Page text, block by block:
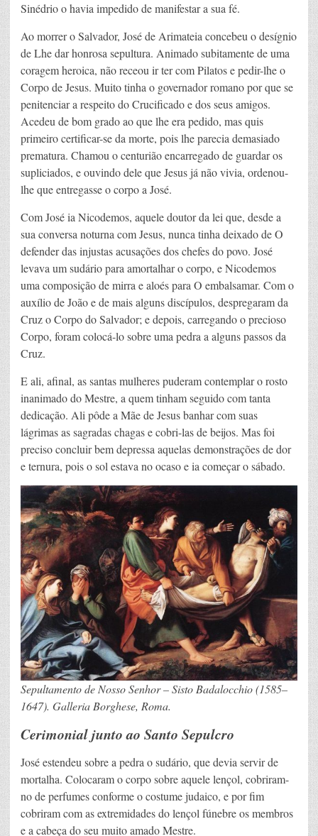
Sinédrio o havia impedido de manifestar a sua fé.
Ao morrer o Salvador, José de Arimateia concebeu o desígnio
de Lhe dar honrosa sepultura. Animado subitamente de uma
coragem heroica, não receou ir ter com Pilatos e pedir-lhe o
Corpo de Jesus. Muito tinha o governador romano por que se
penitenciar a respeito do Crucificado e dos seus amigos.
Acedeu de bom grado ao que lhe era pedido, mas quis
primeiro certificar-se da morte, pois lhe parecia demasiado
prematura. Chamou o centurião encarregado de guardar os
supliciados, e ouvindo dele que Jesus já não vivia, ordenou-
lhe que entregasse o corpo a José.
Com José ia Nicodemos, aquele doutor da lei que, desde a
sua conversa noturna com Jesus, nunca tinha deixado de O
defender das injustas acusações dos chefes do povo. José
levava um sudário para amortalhar o corpo, e Nicodemos
uma composição de mirra e aloés para O embalsamar. Com o
auxílio de João e de mais alguns discípulos, despregaram da
Cruz o Corpo do Salvador; e depois, carregando o precioso
Corpo, foram colocá-lo sobre uma pedra a alguns passos da
Cruz.
E ali, afinal, as santas mulheres puderam contemplar o rosto
inanimado do Mestre, a quem tinham seguido com tanta
dedicação. Ali pôde a Mãe de Jesus banhar com suas
lágrimas as sagradas chagas e cobri-las de beijos. Mas foi
preciso concluir bem depressa aquelas demonstrações de dor
e ternura, pois o sol estava no ocaso e ia começar o sábado.
Sepultamento de Nosso Senhor – Sisto Badalocchio (1585–
1647). Galleria Borghese, Roma.
Cerimonial junto ao Santo Sepulcro
José estendeu sobre a pedra o sudário, que devia servir de
mortalha. Colocaram o corpo sobre aquele lençol, cobriram-
no de perfumes conforme o costume judaico, e por fim
cobriram com as extremidades do lençol fúnebre os membros
e a cabeça do seu muito amado Mestre.